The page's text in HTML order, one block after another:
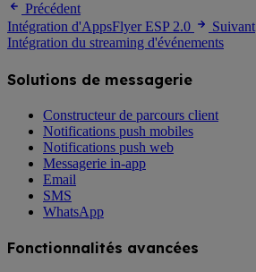
Précédent
Intégration d'AppsFlyer ESP 2.0
Suivant
Intégration du streaming d'événements
Solutions de messagerie
Constructeur de parcours client
Notifications push mobiles
Notifications push web
Messagerie in-app
Email
SMS
WhatsApp
Fonctionnalités avancées